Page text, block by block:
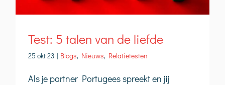
Test: 5 talen van de liefde
25 okt 23 | Blogs, Nieuws, Relatietesten
Als je partner Portugees spreekt en jij